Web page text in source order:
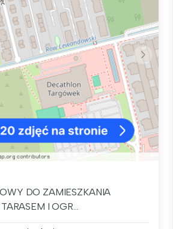
DO ZAMIESZKANIA
I OGR...